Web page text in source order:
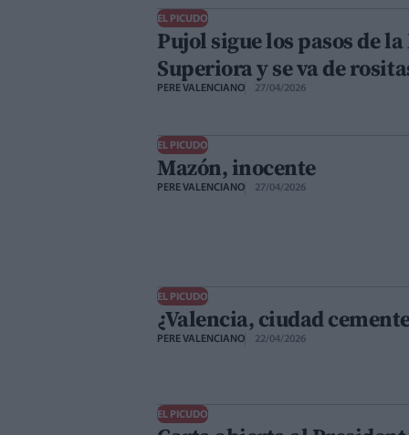
EL PICUDO
Pujol sigue los pasos de
Superiora y se va de
PERE VALENCIANO 27/04/2026
EL PICUDO
Mazón, inocente
PERE VALENCIANO 27/04/2026
EL PICUDO
¿Valencia, ciudad
PERE VALENCIANO 22/04/2026
EL PICUDO